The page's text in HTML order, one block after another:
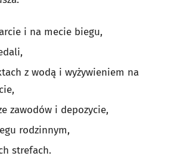
i na mecie biegu,
z wodą i wyżywieniem na
zawodów i depozycie,
rodzinnym,
strefach.